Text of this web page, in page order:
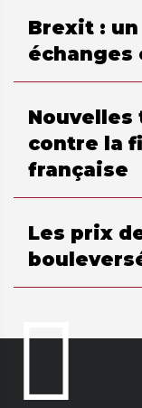
Brexit :
échanges
Nouvelles
contre la
française
Les prix